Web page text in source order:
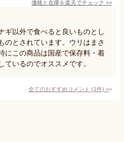
価格と在庫を楽天でチェック >>
ギ以外で食べると良いものとし
のとされています。ウリはまさ
にこの商品は国産で保存料・着
いるのでオススメです。
全てのおすすめコメント (1件) >